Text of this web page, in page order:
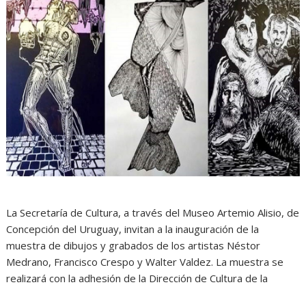
La Secretaría de Cultura, a través del Museo Artemio Alisio, de
Concepción del Uruguay, invitan a la inauguración de la
muestra de dibujos y grabados de los artistas Néstor
Medrano, Francisco Crespo y Walter Valdez. La muestra se
realizará con la adhesión de la Dirección de Cultura de la